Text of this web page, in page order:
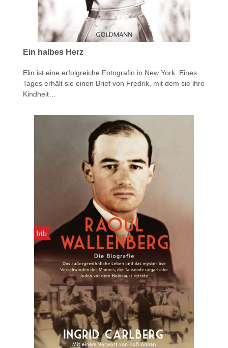
Ein halbes Herz
Elin ist eine erfolgreiche Fotografin in New York. Eines
Tages erhält sie einen Brief von Fredrik, mit dem sie ihre
Kindheit…